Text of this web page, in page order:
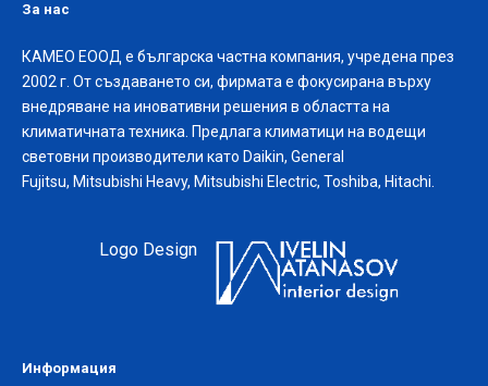
За нас
КАМЕО ЕООД е българска частна компания, учредена през
2002 г. От създаването си, фирмата е фокусирана върху
внедряване на иновативни решения в областта на
климатичната техника. Предлага климатици на водещи
световни производители като Daikin, General
Fujitsu, Mitsubishi Heavy, Mitsubishi Electric, Toshiba, Hitachi.
Logo Design
Информация